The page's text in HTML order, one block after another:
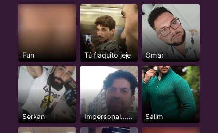
Fun Tú flaquito jeje Omar
Serkan Impersonal... De principio Salim